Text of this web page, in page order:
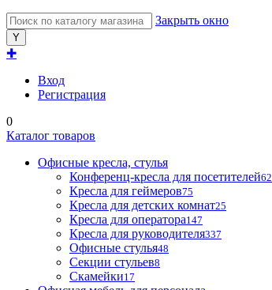
Закрыть окно
✚
Вход
Регистрация
0
Каталог товаров
Офисные кресла, стулья
Конференц-кресла для посетителей62
Кресла для геймеров75
Кресла для детских комнат25
Кресла для оператора147
Кресла для руководителя337
Офисные стулья48
Секции стульев8
Скамейки17